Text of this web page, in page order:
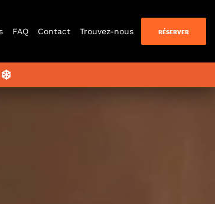
FAQ Contact Trouvez-nous RÉSERVER
❄️